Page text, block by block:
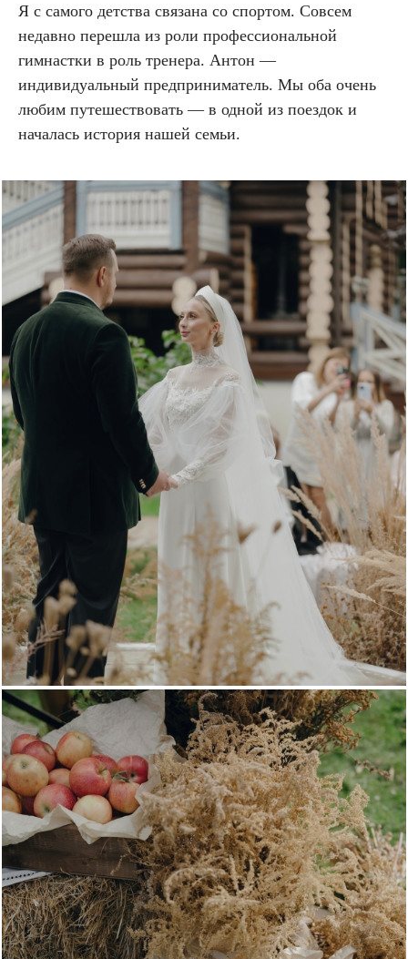
Я с самого детства связана со спортом. Совсем
недавно перешла из роли профессиональной
гимнастки в роль тренера. Антон —
индивидуальный предприниматель. Мы оба очень
любим путешествовать — в одной из поездок и
началась история нашей семьи.